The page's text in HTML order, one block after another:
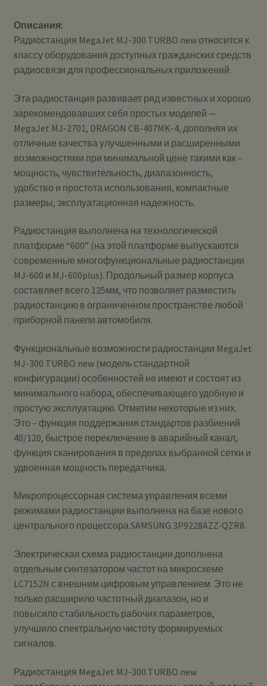
Описания:
Радиостанция MegaJet MJ-300 TURBO new относится к
классу оборудования доступных гражданских средств
радиосвязи для профессиональных приложений.
Эта радиостанция развивает ряд известных и хорошо
зарекомендовавших себя простых моделей —
MegaJet MJ-2701, DRAGON CB-407MK-4, дополняя их
отличные качества улучшенными и расширенными
возможностями при минимальной цене такими как –
мощность, чувствительность, диапазонность,
удобство и простота использования, компактные
размеры, эксплуатационная надежность.
Радиостанция выполнена на технологической
платформе “600” (на этой платформе выпускаются
современные многофункциональные радиостанции
MJ-600 и MJ-600plus). Продольный размер корпуса
составляет всего 125мм, что позволяет разместить
радиостанцию в ограниченном пространстве любой
приборной панели автомобиля.
Функциональные возможности радиостанции MegaJet
MJ-300 TURBO new (модель стандартной
конфигурации) особенностей не имеют и состоят из
минимального набора, обеспечивающего удобную и
простую эксплуатацию. Отметим некоторые из них.
Это – функция поддержания стандартов разбиений
40/120, быстрое переключение в аварийный канал,
функция сканирования в пределах выбранной сетки и
удвоенная мощность передатчика.
Микропроцессорная система управления всеми
режимами радиостанции выполнена на базе нового
центрального процессора SAMSUNG 3P9228AZZ-QZR8.
Электрическая схема радиостанции дополнена
отдельным синтезатором частот на микросхеме
LC7152N с внешним цифровым управлением. Это не
только расширило частотный диапазон, но и
повысило стабильность рабочих параметров,
улучшило спектральную чистоту формируемых
сигналов.
Радиостанция MegaJet MJ-300 TURBO new